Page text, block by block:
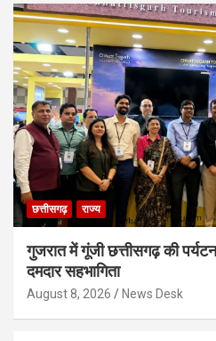
छत्तीसगढ़ राज्य
गुजरात में गूंजी छत्तीसगढ़ की
दमदार सहभागिता
August 8, 2026 News Desk